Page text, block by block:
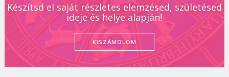
Készítsd el saját részletes elemzésed, születésed
ideje és helye alapján!
KISZÁMOLOM